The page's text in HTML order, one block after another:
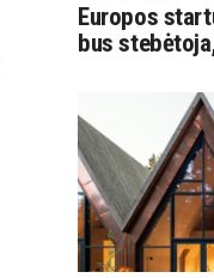
Europos
bus